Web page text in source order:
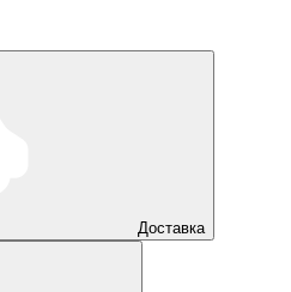
Доставка